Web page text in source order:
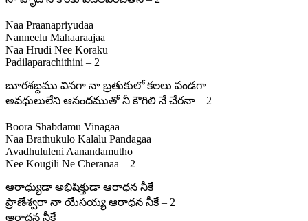
Naa Praanapriyudaa
Nanneelu Mahaaraajaa
Naa Hrudi Nee Koraku
Padilaparachithini – 2
బూరశబ్దము వినగా నా బ్రతుకులో కలలు పండగా
అవధులులేని ఆనందముతో నీ కౌగిలి నే చేరనా – 2
Boora Shabdamu Vinagaa
Naa Brathukulo Kalalu Pandagaa
Avadhululeni Aanandamutho
Nee Kougili Ne Cheranaa – 2
ఆరాధ్యుడా అభిషిక్తుడా ఆరాధన నీకే
ప్రాణేశ్వరా నా యేసయ్య ఆరాధన నీకే – 2
ఆరాధన నీకే